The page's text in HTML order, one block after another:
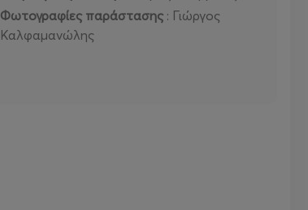
Φωτογραφίες παράστασης : Γιώργος
Καλφαμανώλης